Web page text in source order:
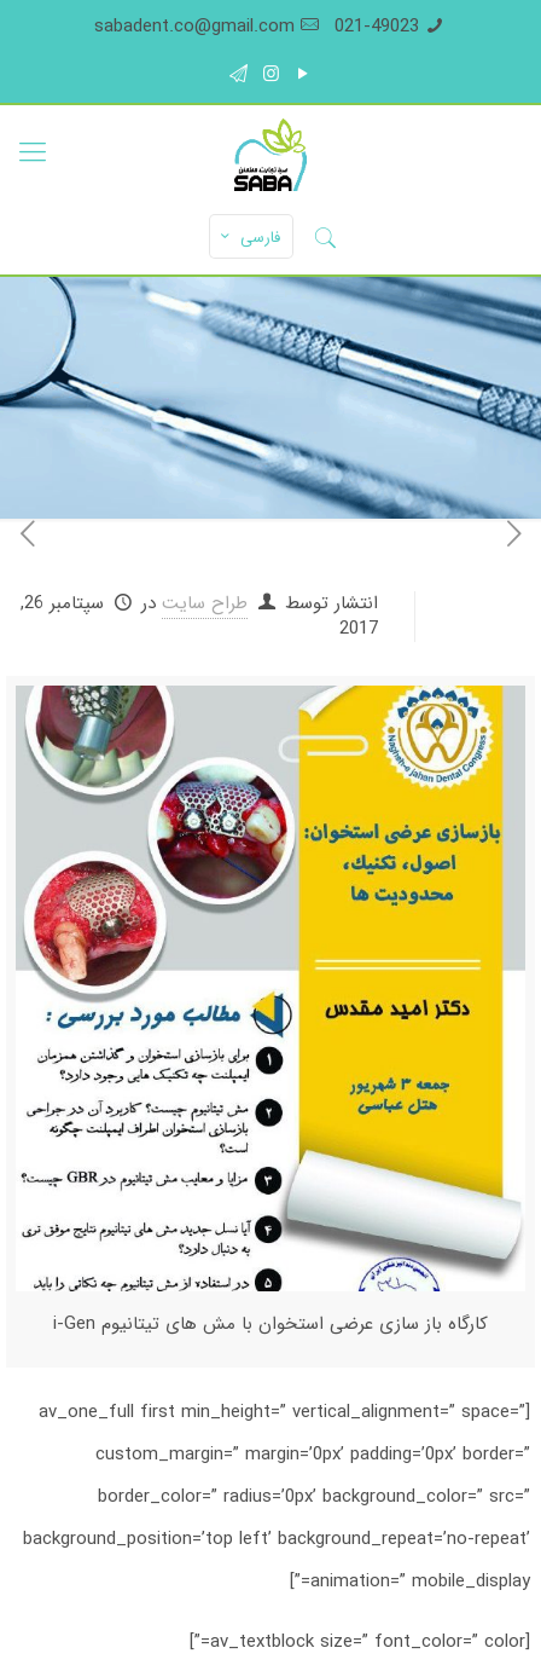
021-49023
sabadent.co@gmail.com
فارسی
انتشار توسط طراح سایت در
سپتامبر 26,
2017
کارگاه باز سازی عرضی استخوان با مش های تیتانیوم i-Gen
[av_one_full first min_height=” vertical_alignment=” space=”
custom_margin=” margin=’0px’ padding=’0px’ border=”
border_color=” radius=’0px’ background_color=” src=”
background_position=’top left’ background_repeat=’no-repeat’
animation=” mobile_display=”]
[av_textblock size=” font_color=” color=”]